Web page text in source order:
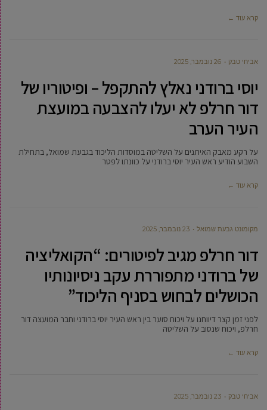
קרא עוד ←
אביחי טבק 26 נובמבר, 2025
יוסי ברודני נאלץ להתקפל – ופיטוריו של
דור חרלפ לא יעלו להצבעה במועצת
העיר הערב
על רקע מאבק האיתנים על השליטה במוסדות הליכוד בגבעת שמואל, בתחילת
השבוע הודיע ראש העיר יוסי ברודני על כוונתו לפטר
קרא עוד ←
מקומונט גבעת שמואל 23 נובמבר, 2025
דור חרלפ מגיב לפיטורים: “הקואליציה
של ברודני מתפוררת עקב ניסיונותיו
הכושלים לבחוש בסניף הליכוד”
לפני זמן קצר דיווחנו על ויכוח סוער בין ראש העיר יוסי ברודני וחבר המועצה דור
חרלפ, ויכוח שנסוב על השליטה
קרא עוד ←
אביחי טבק 23 נובמבר, 2025